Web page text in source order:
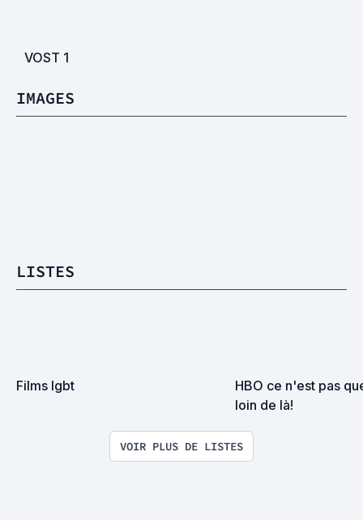
VOST 1
IMAGES
LISTES
Films lgbt
HBO ce n'est pas
loin de là!
VOIR PLUS DE LISTES